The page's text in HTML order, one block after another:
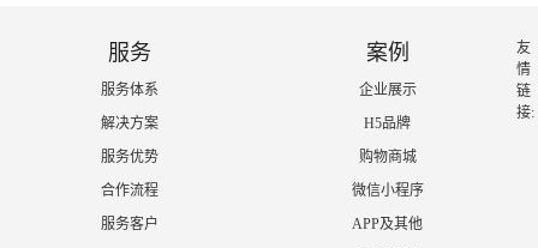
服务
服务体系
解决方案
服务优势
合作流程
服务客户
案例
企业展示
H5品牌
购物商城
微信小程序
APP及其他
友
情
链
接: